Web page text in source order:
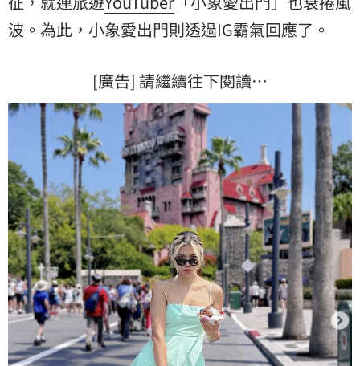
波。為此，小象愛出門則透過IG霸氣回應了。
[廣告] 請繼續往下閱讀…